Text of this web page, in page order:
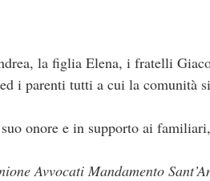
la figlia Elena, i fratelli
i parenti tutti a cui la comunità
onore e in supporto ai
Avvocati Mandamento